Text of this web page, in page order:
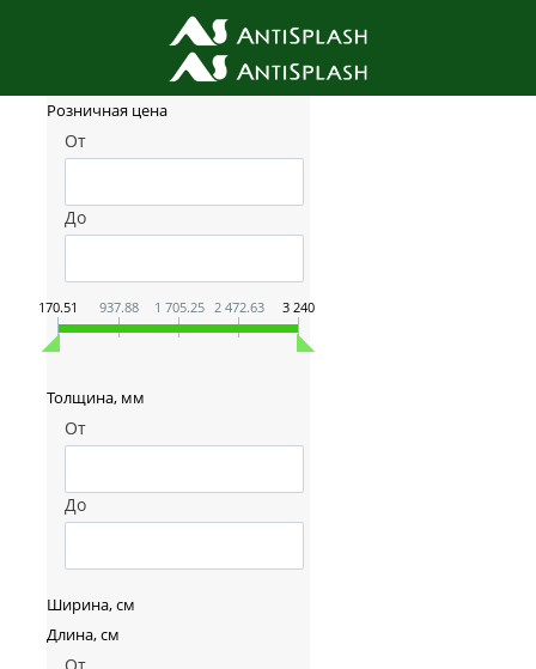
Фильтр товаров
Розничная цена
От
До
170.51 937.88 1 705.25 2 472.63 3 240
Толщина, мм
От
До
Ширина, см
Длина, см